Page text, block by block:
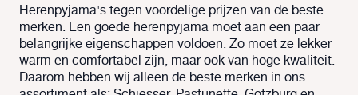
Herenpyjama's tegen voordelige prijzen van de beste
merken. Een goede herenpyjama moet aan een paar
belangrijke eigenschappen voldoen. Zo moet ze lekker
warm en comfortabel zijn, maar ook van hoge kwaliteit.
Daarom hebben wij alleen de beste merken in ons